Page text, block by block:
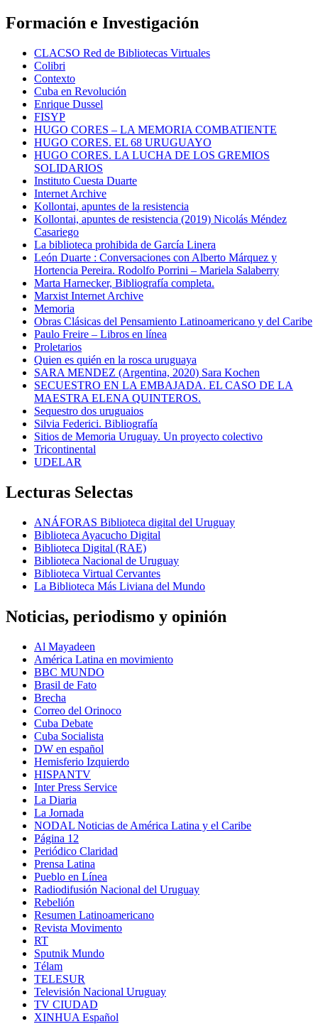
Formación e Investigación
CLACSO Red de Bibliotecas Virtuales
Colibri
Contexto
Cuba en Revolución
Enrique Dussel
FISYP
HUGO CORES – LA MEMORIA COMBATIENTE
HUGO CORES. EL 68 URUGUAYO
HUGO CORES. LA LUCHA DE LOS GREMIOS
SOLIDARIOS
Instituto Cuesta Duarte
Internet Archive
Kollontai, apuntes de la resistencia
Kollontai, apuntes de resistencia (2019) Nicolás Méndez
Casariego
La biblioteca prohibida de García Linera
León Duarte : Conversaciones con Alberto Márquez y
Hortencia Pereira. Rodolfo Porrini – Mariela Salaberry
Marta Harnecker, Bibliografía completa.
Marxist Internet Archive
Memoria
Obras Clásicas del Pensamiento Latinoamericano y del Caribe
Paulo Freire – Libros en línea
Proletarios
Quien es quién en la rosca uruguaya
SARA MENDEZ (Argentina, 2020) Sara Kochen
SECUESTRO EN LA EMBAJADA. EL CASO DE LA
MAESTRA ELENA QUINTEROS.
Sequestro dos uruguaios
Silvia Federici. Bibliografía
Sitios de Memoria Uruguay. Un proyecto colectivo
Tricontinental
UDELAR
Lecturas Selectas
ANÁFORAS Biblioteca digital del Uruguay
Biblioteca Ayacucho Digital
Biblioteca Digital (RAE)
Biblioteca Nacional de Uruguay
Biblioteca Virtual Cervantes
La Biblioteca Más Liviana del Mundo
Noticias, periodismo y opinión
Al Mayadeen
América Latina en movimiento
BBC MUNDO
Brasil de Fato
Brecha
Correo del Orinoco
Cuba Debate
Cuba Socialista
DW en español
Hemisferio Izquierdo
HISPANTV
Inter Press Service
La Diaria
La Jornada
NODAL Noticias de América Latina y el Caribe
Página 12
Periódico Claridad
Prensa Latina
Pueblo en Línea
Radiodifusión Nacional del Uruguay
Rebelión
Resumen Latinoamericano
Revista Movimento
RT
Sputnik Mundo
Télam
TELESUR
Televisión Nacional Uruguay
TV CIUDAD
XINHUA Español